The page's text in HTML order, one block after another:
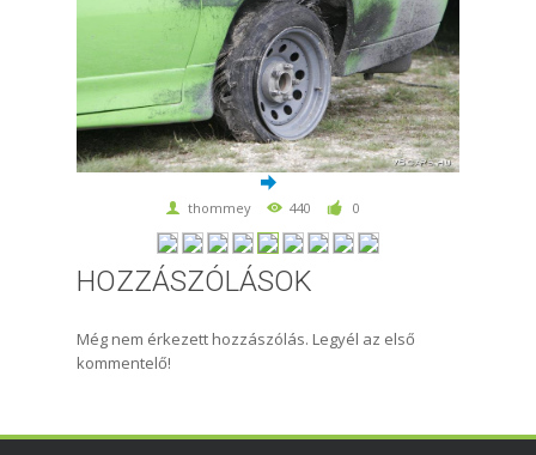
thommey 440 0
HOZZÁSZÓLÁSOK
Még nem érkezett hozzászólás. Legyél az első
kommentelő!